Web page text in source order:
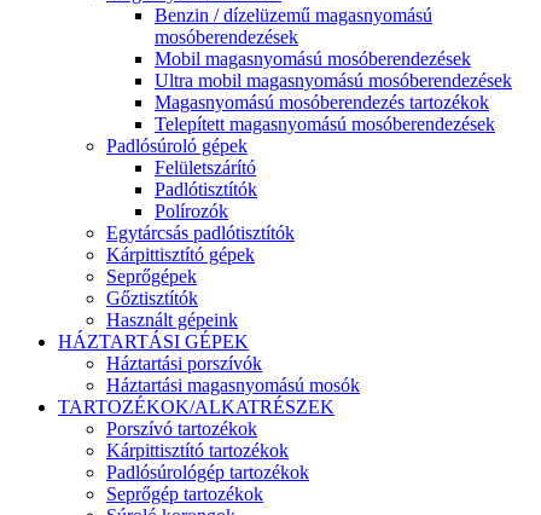
Benzin / dízelüzemű magasnyomású
mosóberendezések
Mobil magasnyomású mosóberendezések
Ultra mobil magasnyomású mosóberendezések
Magasnyomású mosóberendezés tartozékok
Telepített magasnyomású mosóberendezések
Padlósúroló gépek
Felületszárító
Padlótisztítók
Polírozók
Egytárcsás padlótisztítók
Kárpittisztító gépek
Seprőgépek
Gőztisztítók
Használt gépeink
HÁZTARTÁSI GÉPEK
Háztartási porszívók
Háztartási magasnyomású mosók
TARTOZÉKOK/ALKATRÉSZEK
Porszívó tartozékok
Kárpittisztító tartozékok
Padlósúrológép tartozékok
Seprőgép tartozékok